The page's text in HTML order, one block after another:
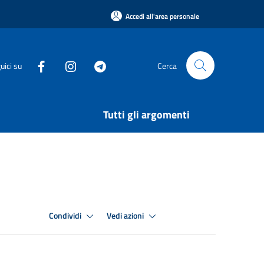
Accedi all'area personale
su Cerca
Tutti gli argomenti
Condividi Vedi azioni